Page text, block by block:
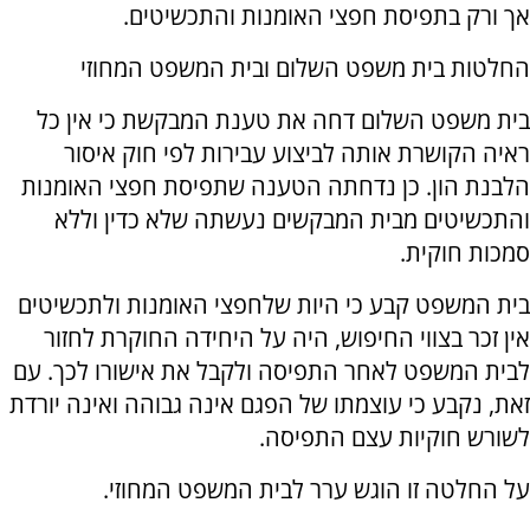
אך ורק בתפיסת חפצי האומנות והתכשיטים.
החלטות בית משפט השלום ובית המשפט המחוזי
בית משפט השלום דחה את טענת המבקשת כי אין כל
ראיה הקושרת אותה לביצוע עבירות לפי חוק איסור
הלבנת הון. כן נדחתה הטענה שתפיסת חפצי האומנות
והתכשיטים מבית המבקשים נעשתה שלא כדין וללא
סמכות חוקית.
בית המשפט קבע כי היות שלחפצי האומנות ולתכשיטים
אין זכר בצווי החיפוש, היה על היחידה החוקרת לחזור
לבית המשפט לאחר התפיסה ולקבל את אישורו לכך. עם
זאת, נקבע כי עוצמתו של הפגם אינה גבוהה ואינה יורדת
לשורש חוקיות עצם התפיסה.
על החלטה זו הוגש ערר לבית המשפט המחוזי.